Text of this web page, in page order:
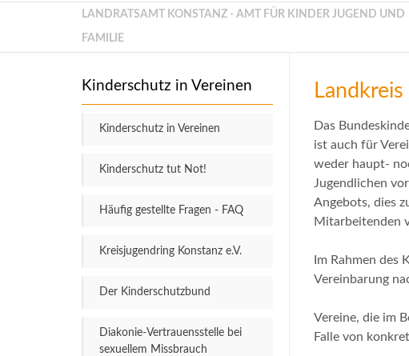
LANDRATSAMT KONSTANZ - AMT FÜR KINDER JUGEND UND
FAMILIE
Das
ist auch für
weder haupt-
Jugendlichen
Angebots, dies
Mitarbeitenden
Im Rahmen
Vereinbarung
Vereine, die im
Falle von
Kinderschutz in Vereinen
Kinderschutz in Vereinen
Kinderschutz tut Not!
Häufig gestellte Fragen - FAQ
Kreisjugendring Konstanz e.V.
Der Kinderschutzbund
Diakonie-Vertrauensstelle bei
sexuellem Missbrauch